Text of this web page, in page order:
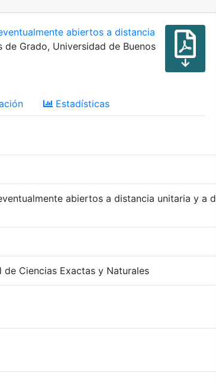
abiertos a distancia
de Grado, Universidad de Buenos
Estadísticas
abiertos a distancia unitaria y a
de Ciencias Exactas y Naturales